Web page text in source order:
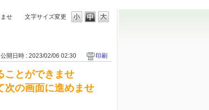
文字サイズ変更
せ
公開日時 : 2023/02/06 02:30 印刷
ことができませ
次の画面に進めませ